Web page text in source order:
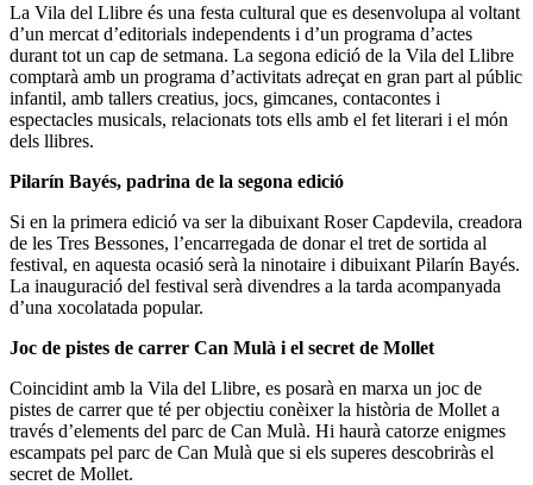
La Vila del Llibre és una festa cultural que es desenvolupa al voltant
d’un mercat d’editorials independents i d’un programa d’actes
durant tot un cap de setmana. La segona edició de la Vila del Llibre
comptarà amb un programa d’activitats adreçat en gran part al públic
infantil, amb tallers creatius, jocs, gimcanes, contacontes i
espectacles musicals, relacionats tots ells amb el fet literari i el món
dels llibres.
Pilarín Bayés, padrina de la segona edició
Si en la primera edició va ser la dibuixant Roser Capdevila, creadora
de les Tres Bessones, l’encarregada de donar el tret de sortida al
festival, en aquesta ocasió serà la ninotaire i dibuixant Pilarín Bayés.
La inauguració del festival serà divendres a la tarda acompanyada
d’una xocolatada popular.
Joc de pistes de carrer Can Mulà i el secret de Mollet
Coincidint amb la Vila del Llibre, es posarà en marxa un joc de
pistes de carrer que té per objectiu conèixer la història de Mollet a
través d’elements del parc de Can Mulà. Hi haurà catorze enigmes
escampats pel parc de Can Mulà que si els superes descobriràs el
secret de Mollet.